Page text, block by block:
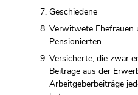
Geschiedene
Verwitwete Ehefrauen
Pensionierten
Versicherte, die zwar
Beiträge aus der
Arbeitgeberbeiträge